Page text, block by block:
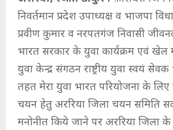
निवर्तमान प्रदेश उपाध्यक्ष व भाजपा
प्रवीण कुमार व नरपतगंज निवासी
भारत सरकार के युवा कार्यक्रम एवं खेल
युवा केन्द्र संगठन राष्ट्रीय युवा स्वयं
तहत मेरा युवा भारत परियोजना के
चयन हेतु अररिया जिला चयन समिति
मनोनीत किये जाने पर अररिया जिला के